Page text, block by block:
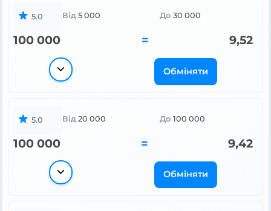
5.0 Від 5 000 До 30 000
100 000 = 9,52
Обміняти
5.0 Від 20 000 До 100 000
100 000 = 9,42
Обміняти